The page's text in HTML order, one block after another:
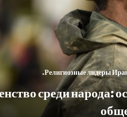
информационная война против
иранцев против
в